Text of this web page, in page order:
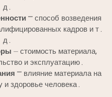
д․
⎻ способ возведения
кадров и т․
д․
⏤ стоимость материала,
и эксплуатацию․
⎻ влияние материала на
здоровье человека․